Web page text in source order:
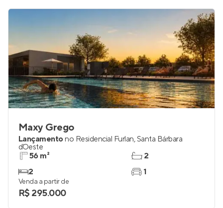
Maxy Grego
Lançamentono Residencial Furlan,Santa Bárbara
d`Oeste
56 m²
2
2
1
Venda a partir de
R$ 295.000